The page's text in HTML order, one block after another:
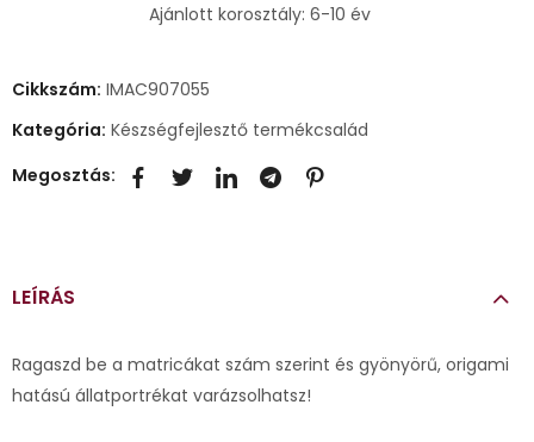
Ajánlott korosztály: 6-10 év
Cikkszám: IMAC907055
Kategória: Készségfejlesztő termékcsalád
Megosztás:
LEÍRÁS
Ragaszd be a matricákat szám szerint és gyönyörű, origami
hatású állatportrékat varázsolhatsz!